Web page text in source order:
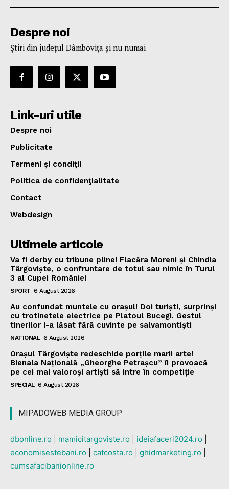
Despre noi
Ştiri din judeţul Dâmboviţa şi nu numai
Link-uri utile
Despre noi
Publicitate
Termeni şi condiţii
Politica de confidenţialitate
Contact
Webdesign
Ultimele articole
Va fi derby cu tribune pline! Flacăra Moreni și Chindia
Târgoviște, o confruntare de totul sau nimic în Turul
3 al Cupei României
SPORT 6 August 2026
Au confundat muntele cu orașul! Doi turiști, surprinși
cu trotinetele electrice pe Platoul Bucegi. Gestul
tinerilor i-a lăsat fără cuvinte pe salvamontiști
NATIONAL 6 August 2026
Orașul Târgoviște redeschide porțile marii arte!
Bienala Națională „Gheorghe Petrașcu” îi provoacă
pe cei mai valoroși artiști să intre în competiție
SPECIAL 6 August 2026
MIPADOWEB MEDIA GROUP
dbonline.ro mamicitargoviste.ro ideiafaceri2024.ro
economisestebani.ro
catcosta.ro ghidmarketing.ro
cumsafacibanionline.ro